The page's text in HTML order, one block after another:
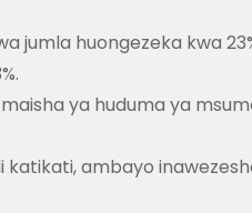
jumla huongezeka kwa
ya huduma ya
ambayo